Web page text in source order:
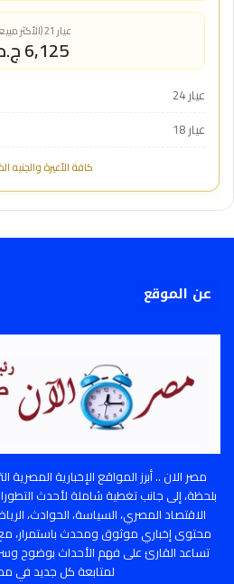
عيار 21 (الأكثر مبيعاً)
6,125 ج.م
عيار 24
عيار 18
كافة الأعيرة والجنيه
عن الموقع
مصر الان .. أبرز المواقع الإخبارية
بلحظة، إلى جانب تغطية شاملة لأحدث
الاقتصاد المصري، السياسة، الحوادث،
محتوى إخباري موثوق ومحدث باستمرار،
تساعد القارئ على فهم الأحداث بوضوح
لمتابعة كل جديد في